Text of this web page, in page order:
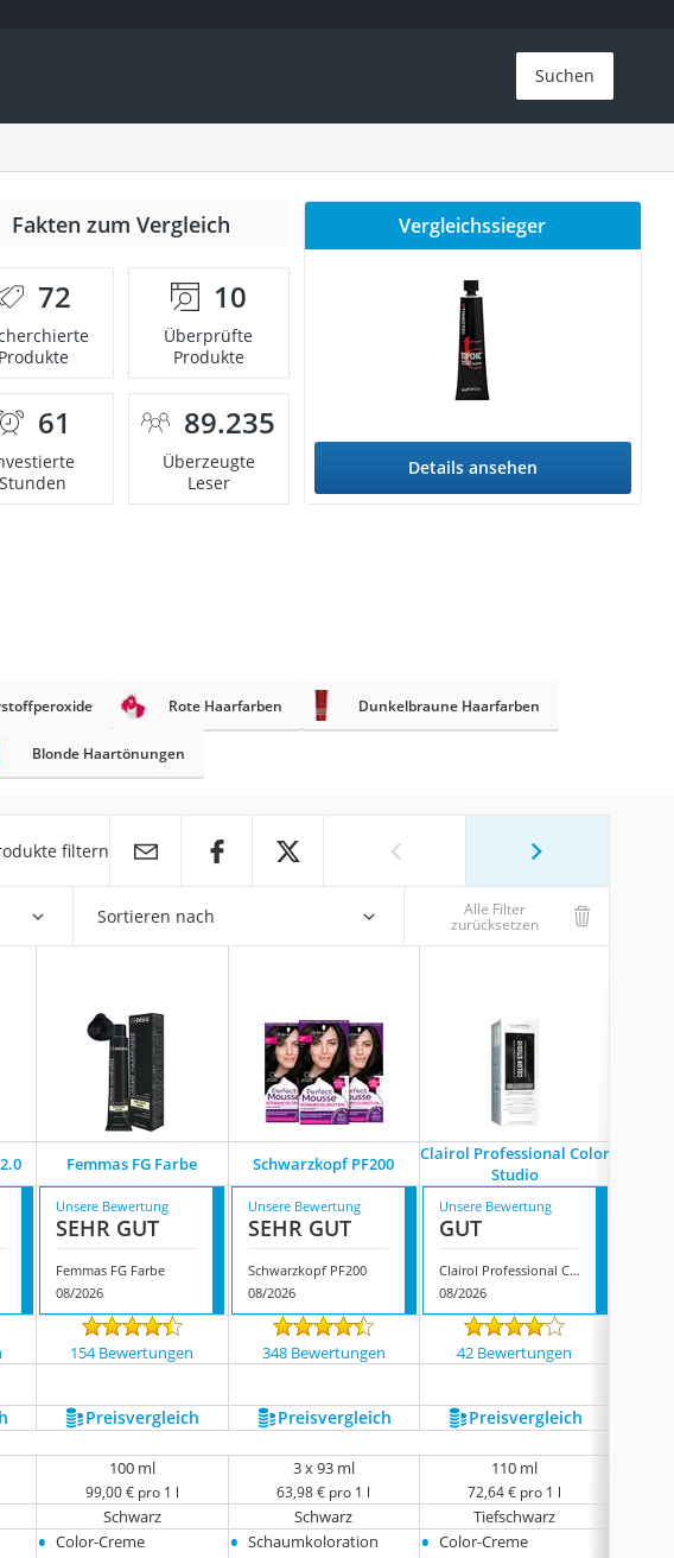
Suchen
Fakten zum Vergleich
72
Produkte
10
Überprüfte
Produkte
61
Stunden
89.235
Überzeugte
Leser
Vergleichssieger
Details ansehen
Rote Haarfarben Dunkelbraune Haarfarben
Blonde Haartönungen
filtern
Sortieren nach Alle Filter
zurücksetzen
Femmas ‎FG Farbe Schwarzkopf PF200
‎Clairol Professional Color
Studio
Unsere Bewertung
SEHR GUT
Femmas ‎FG Farbe
08/2026
Unsere Bewertung
SEHR GUT
Schwarzkopf PF200
08/2026
Unsere Bewertung
GUT
‎Clairol Professional Color Studio
08/2026
154 Bewertungen 348 Bewertungen 42 Bewertungen
Preis­vergleich Preis­vergleich Preis­vergleich
100 ml
99,00 € pro 1 l
3 x 93 ml
63,98 € pro 1 l
110 ml
72,64 € pro 1 l
Schwarz Schwarz Tiefschwarz
• Color-Creme • Schaumkoloration • Color-Creme